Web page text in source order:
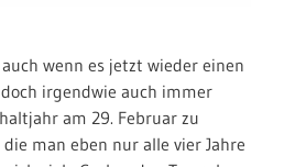
wenn es jetzt wieder einen
irgendwie auch immer
am 29. Februar zu
man eben nur alle vier Jahre